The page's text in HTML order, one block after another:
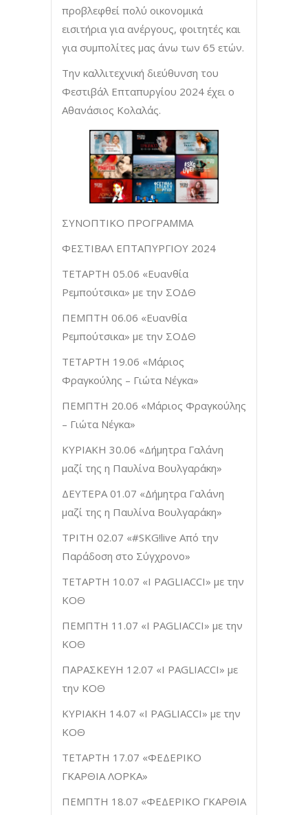
προβλεφθεί πολύ οικονομικά
εισιτήρια για ανέργους, φοιτητές και
για συμπολίτες μας άνω των 65 ετών.
Την καλλιτεχνική διεύθυνση του
Φεστιβάλ Επταπυργίου 2024 έχει ο
Αθανάσιος Κολαλάς.
ΣΥΝΟΠΤΙΚΟ ΠΡΟΓΡΑΜΜΑ
ΦΕΣΤΙΒΑΛ ΕΠΤΑΠΥΡΓΙΟΥ 2024
ΤΕΤΑΡΤΗ 05.06 «Ευανθία
Ρεμπούτσικα» με την ΣΟΔΘ
ΠΕΜΠΤΗ 06.06 «Ευανθία
Ρεμπούτσικα» με την ΣΟΔΘ
ΤΕΤΑΡΤΗ 19.06 «Μάριος
Φραγκούλης – Γιώτα Νέγκα»
ΠΕΜΠΤΗ 20.06 «Μάριος Φραγκούλης
– Γιώτα Νέγκα»
ΚΥΡΙΑΚΗ 30.06 «Δήμητρα Γαλάνη
μαζί της η Παυλίνα Βουλγαράκη»
ΔΕΥΤΕΡΑ 01.07 «Δήμητρα Γαλάνη
μαζί της η Παυλίνα Βουλγαράκη»
ΤΡΙΤΗ 02.07 «#SKG!live Από την
Παράδοση στο Σύγχρονο»
ΤΕΤΑΡΤΗ 10.07 «I PAGLIACCI» με την
ΚΟΘ
ΠΕΜΠΤΗ 11.07 «I PAGLIACCI» με την
ΚΟΘ
ΠΑΡΑΣΚΕΥΗ 12.07 «I PAGLIACCI» με
την ΚΟΘ
ΚΥΡΙΑΚΗ 14.07 «I PAGLIACCI» με την
ΚΟΘ
ΤΕΤΑΡΤΗ 17.07 «ΦΕΔΕΡΙΚΟ
ΓΚΑΡΘΙΑ ΛΟΡΚΑ»
ΠΕΜΠΤΗ 18.07 «ΦΕΔΕΡΙΚΟ ΓΚΑΡΘΙΑ